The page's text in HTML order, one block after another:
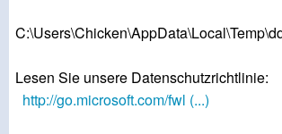
Lesen Sie unsere Datenschutzrichtlinie:
http://go.microsoft.com/fwl (...)